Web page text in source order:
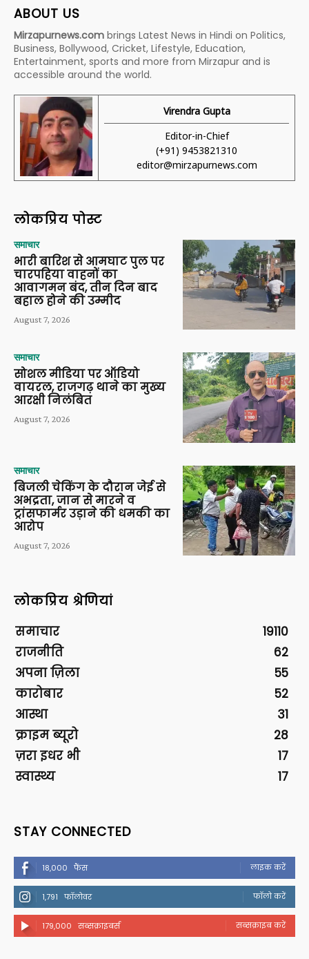
ABOUT US
Mirzapurnews.com brings Latest News in Hindi on Politics,
Business, Bollywood, Cricket, Lifestyle, Education,
Entertainment, sports and more from Mirzapur and is
accessible around the world.
Virendra Gupta
Editor-in-Chief
(+91) 9453821310
editor@mirzapurnews.com
लोकप्रिय पोस्ट
समाचार
भारी बारिश से आमघाट पुल पर
चारपहिया वाहनों का
आवागमन बंद, तीन दिन बाद
बहाल होने की उम्मीद
August 7, 2026
समाचार
सोशल मीडिया पर ऑडियो
वायरल, राजगढ़ थाने का मुख्य
आरक्षी निलंबित
August 7, 2026
समाचार
बिजली चेकिंग के दौरान जेई से
अभद्रता, जान से मारने व
ट्रांसफार्मर उड़ाने की धमकी का
आरोप
August 7, 2026
लोकप्रिय श्रेणियां
समाचार
19110
राजनीति
62
अपना ज़िला
55
कारोबार
52
आस्था
31
क्राइम ब्यूरो
28
ज़रा इधर भी
17
स्वास्थ्य
17
STAY CONNECTED
18,000 फैंस लाइक करें
1,791 फॉलोवर फॉलो करें
179,000 सब्सक्राइबर्स सब्सक्राइब करें